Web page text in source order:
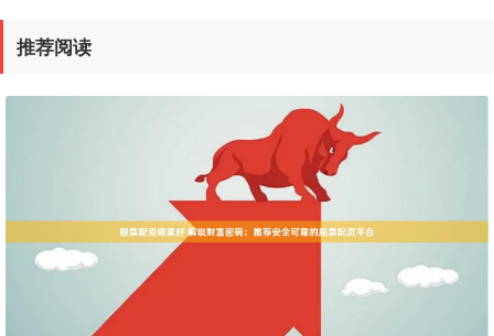
推荐阅读